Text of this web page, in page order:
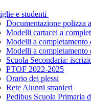
e studenti
Documentazione polizza
Modelli cartacei a
Modelli a completamento
Modelli a completamento
Scuola Secondaria:
PTOF 2022-2025
Orario dei plessi
Rete Alunni stranieri
Pedibus Scuola Primaria